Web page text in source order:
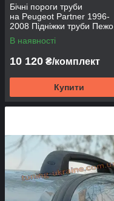
Бічні пороги труби
на Peugeot Partner 1996-
2008 Підніжки труби Пежо
Партнер D60 без накладок
В наявності
10 120 ₴/комплект
Купити